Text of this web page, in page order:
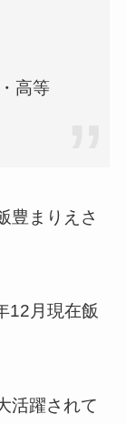
高等
豊まりえさ
12月現在飯
活躍されて